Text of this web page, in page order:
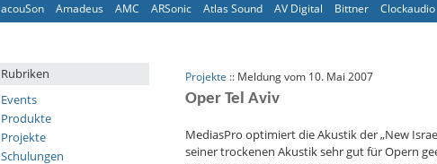
acouSon
Amadeus AMC ARSonic Atlas Sound AV Digital Bittner Clockaudio
Rubriken
Events
Produkte
Projekte
Schulungen
Projekte :: Meldung vom 10. Mai 2007
Oper Tel Aviv
MediasPro optimiert die Akustik der „New
seiner trockenen Akustik sehr gut für Opern